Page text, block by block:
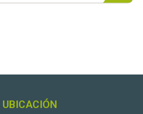
UBICACIÓN